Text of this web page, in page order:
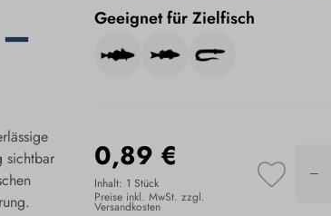
sichtbar
Geeignet für Zielfisch
0,89 €
Inhalt: 1 Stück
Preise inkl. MwSt. zzgl.
Versandkosten